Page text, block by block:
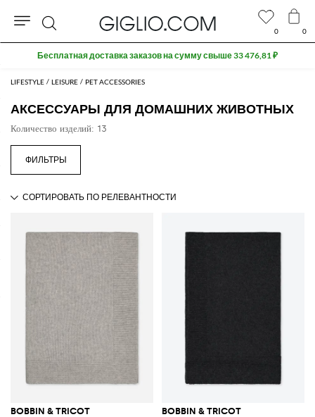
LIFESTYLE LEISURE PET ACCESSORIES
АКСЕССУАРЫ ДЛЯ ДОМАШНИХ ЖИВОТНЫХ
Количество изделий: 13
BOBBIN & TRICOT BOBBIN & TRICOT
0 0
Поиск
Бесплатная доставка заказов на сумму свыше 33 476,81 ₽